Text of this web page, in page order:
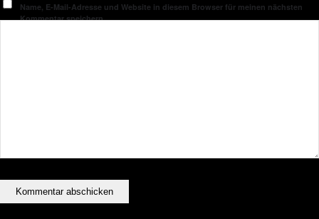
Name, E-Mail-Adresse und Website in diesem Browser für meinen nächsten
Kommentar speichern.